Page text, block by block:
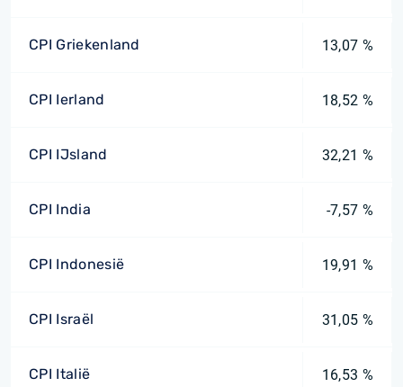
CPI Griekenland 13,07 %
CPI Ierland 18,52 %
CPI IJsland 32,21 %
CPI India -7,57 %
CPI Indonesië 19,91 %
CPI Israël 31,05 %
CPI Italië 16,53 %